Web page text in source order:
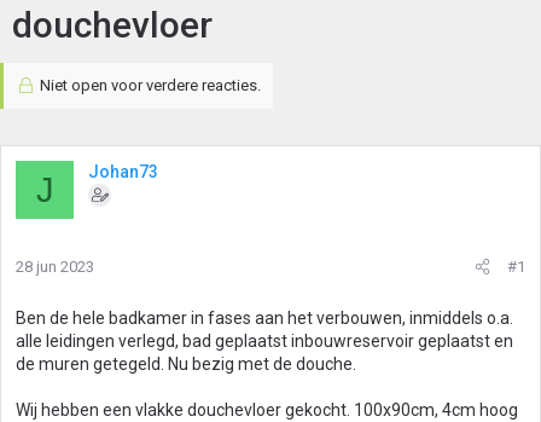
douchevloer
Niet open voor verdere reacties.
J Johan73
28 jun 2023 #1
Ben de hele badkamer in fases aan het verbouwen, inmiddels o.a.
alle leidingen verlegd, bad geplaatst inbouwreservoir geplaatst en
de muren getegeld. Nu bezig met de douche.
Wij hebben een vlakke douchevloer gekocht. 100x90cm, 4cm hoog